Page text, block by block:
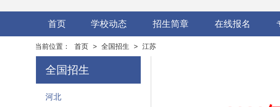
首页 学校动态 招生简章 在线报名
当前位置： 首页 > 全国招生 > 江苏
全国招生
河北